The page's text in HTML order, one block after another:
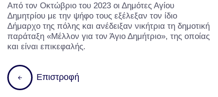
Από τον Οκτώβριο του 2023 οι Δημότες Αγίου
Δημητρίου με την ψήφο τους εξέλεξαν τον ίδιο
Δήμαρχο της πόλης και ανέδειξαν νικήτρια τη δημοτική
παράταξη «Μέλλον για τον Άγιο Δημήτριο», της οποίας
και είναι επικεφαλής.
Επιστροφή